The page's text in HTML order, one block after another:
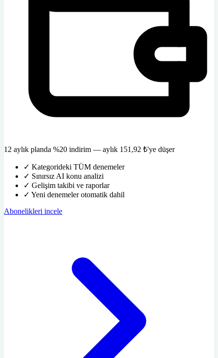
12 aylık planda %20 indirim — aylık 151,92 ₺'ye düşer
✓ Kategorideki TÜM denemeler
✓ Sınırsız AI konu analizi
✓ Gelişim takibi ve raporlar
✓ Yeni denemeler otomatik dahil
Abonelikleri incele